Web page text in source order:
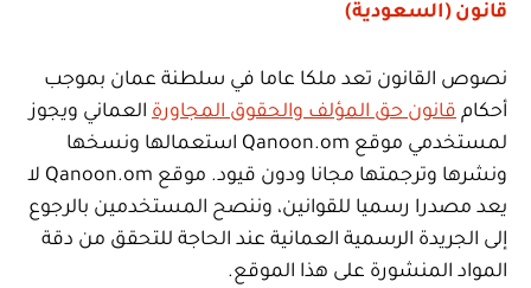
قانون (السعودية)
نصوص القانون تعد ملكا عاما في سلطنة عمان بموجب
أحكام قانون حق المؤلف والحقوق المجاورة العماني ويجوز
لمستخدمي موقع Qanoon.om استعمالها ونسخها
ونشرها وترجمتها مجانا ودون قيود. موقع Qanoon.om لا
يعد مصدرا رسميا للقوانين، وننصح المستخدمين بالرجوع
إلى الجريدة الرسمية العمانية عند الحاجة للتحقق من دقة
المواد المنشورة على هذا الموقع.